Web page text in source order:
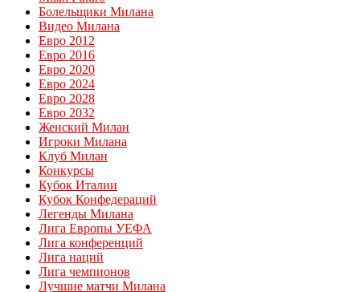
Болельщики Милана
Видео Милана
Евро 2012
Евро 2016
Евро 2020
Евро 2024
Евро 2028
Евро 2032
Женский Милан
Игроки Милана
Клуб Милан
Конкурсы
Кубок Италии
Кубок Конфедераций
Легенды Милана
Лига Европы УЕФА
Лига конференций
Лига наций
Лига чемпионов
Лучшие матчи Милана